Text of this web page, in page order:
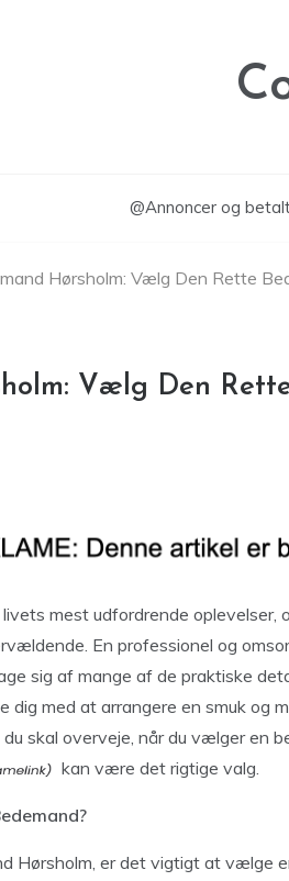
@Annoncer og
Hørsholm: Vælg Den Rette
Vælg Den
mest udfordrende
En professionel og
sig af mange af de praktiske
dig med at arrangere en smuk og
skal overveje, når du vælger en
kan være det rigtige valg.
Hørsholm, er det vigtigt at vælge